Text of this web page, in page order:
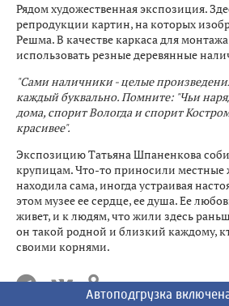
Рядом художественная экспозиция.
репродукции картин, на которых
Решма. В качестве каркаса для
использовать резные деревянные
"Сами наличники - целые
каждый буквально. Помните: "Чьи
дома, спорит Вологда и спорит
красивее".
Экспозицию Татьяна Шпаненкова
крупицам. Что-то приносили местные
находила сама, иногда устраивая
этом музее ее сердце, ее душа. Ее
живет, и к людям, что жили здесь
он такой родной и близкий каждому,
своими корнями.
Автоподгрузка
Автоподгрузка
Автоподгрузка
Автоподгрузка
Автоподгрузка
Автоподгрузка